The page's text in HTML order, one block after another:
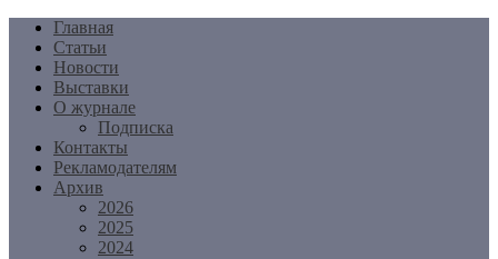
Перейти
содержимому
Главная
Статьи
Новости
Выставки
О журнале
Подписка
Контакты
Рекламодателям
Архив
2026
2025
2024